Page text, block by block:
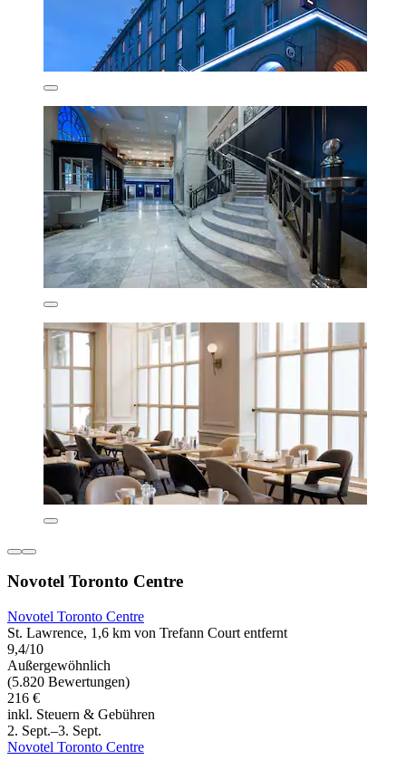
Novotel Toronto Centre
Novotel Toronto Centre
St. Lawrence, 1,6 km von Trefann Court entfernt
9,4/10
Außergewöhnlich
(5.820 Bewertungen)
216 €
inkl. Steuern & Gebühren
2. Sept.–3. Sept.
Novotel Toronto Centre